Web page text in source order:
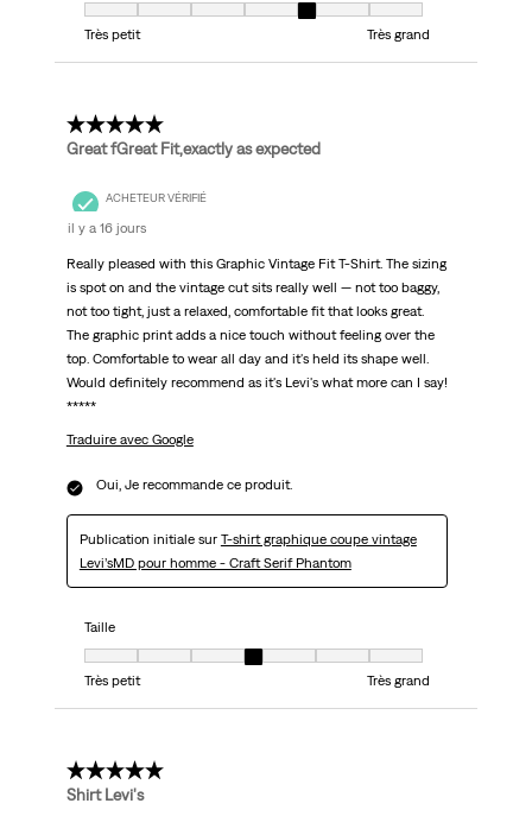
Taille, 5 sur 7, où 1 est égal à Très petit et 7 est égal à Très grand
Très petit
Très grand
5 étoile(s) sur 5.
Great fGreat Fit,exactly as expected
ACHETEUR VÉRIFIÉ
il y a 16 jours
Really pleased with this Graphic Vintage Fit T-Shirt. The sizing
is spot on and the vintage cut sits really well — not too baggy,
not too tight, just a relaxed, comfortable fit that looks great.
The graphic print adds a nice touch without feeling over the
top. Comfortable to wear all day and it's held its shape well.
Would definitely recommend as it's Levi's what more can I say!
*****
Traduire avec Google
Oui, Je recommande ce produit.
Publication initiale sur T-shirt graphique coupe vintage
Levi’sMD pour homme - Craft Serif Phantom
Taille
Taille, 4 sur 7, où 1 est égal à Très petit et 7 est égal à Très grand
Très petit
Très grand
5 étoile(s) sur 5.
Shirt Levi's